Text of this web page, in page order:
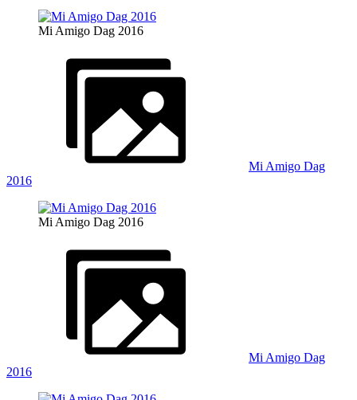
Mi Amigo Dag 2016
Mi Amigo Dag
2016
Mi Amigo Dag 2016
Mi Amigo Dag
2016